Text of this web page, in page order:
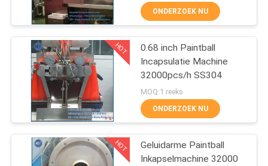
OVER
ONS
FABRIEKSTOCHT
KWALITEITSCONTROLE
NIEUWS
De Machine van de
Paintballinkapseling
91
60
ONDERZOEK NU
HOT
0.68 inch Paintball
Incapsulatie Machine
32000pcs/h SS304
MOQ:1 reeks
ONDERZOEK NU
HOT
Geluidarme Paintball
Inkapselmachine 32000